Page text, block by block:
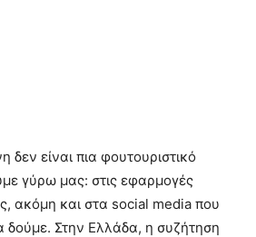
είναι πια φουτουριστικό
γύρω μας: στις εφαρμογές
ακόμη και στα social media που
δούμε. Στην Ελλάδα, η συζήτηση